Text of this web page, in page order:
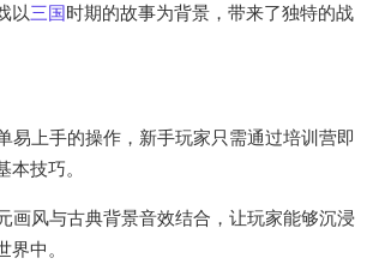
以三国时期的故事为背景，带来了独特的战
易上手的操作，新手玩家只需通过培训营即
本技巧。
画风与古典背景音效结合，让玩家能够沉浸
界中。